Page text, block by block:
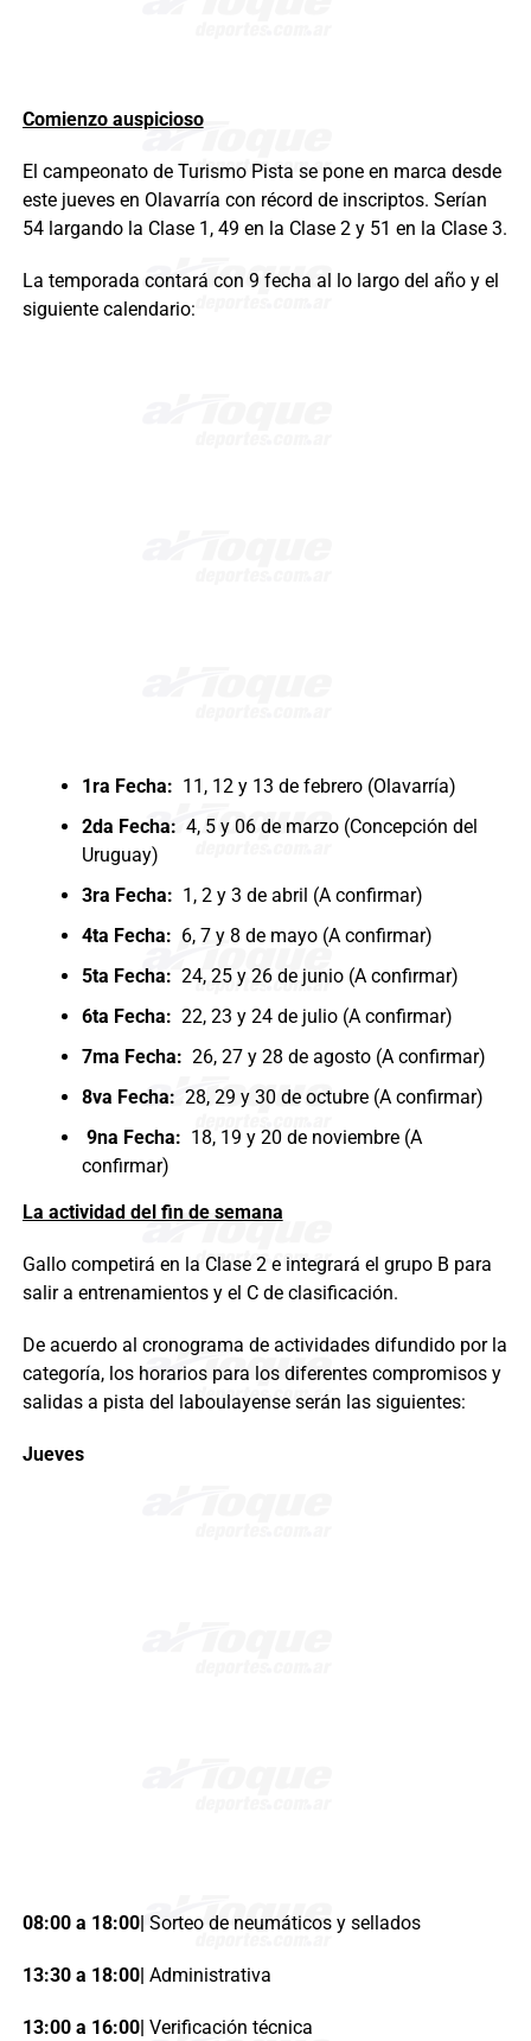
Comienzo auspicioso
El campeonato de Turismo Pista se pone en marca desde
este jueves en Olavarría con récord de inscriptos. Serían
54 largando la Clase 1, 49 en la Clase 2 y 51 en la Clase 3.
La temporada contará con 9 fecha al lo largo del año y el
siguiente calendario:
1ra Fecha: 11, 12 y 13 de febrero (Olavarría)
2da Fecha: 4, 5 y 06 de marzo (Concepción del
Uruguay)
3ra Fecha: 1, 2 y 3 de abril (A confirmar)
4ta Fecha: 6, 7 y 8 de mayo (A confirmar)
5ta Fecha: 24, 25 y 26 de junio (A confirmar)
6ta Fecha: 22, 23 y 24 de julio (A confirmar)
7ma Fecha: 26, 27 y 28 de agosto (A confirmar)
8va Fecha: 28, 29 y 30 de octubre (A confirmar)
9na Fecha: 18, 19 y 20 de noviembre (A
confirmar)
La actividad del fin de semana
Gallo competirá en la Clase 2 e integrará el grupo B para
salir a entrenamientos y el C de clasificación.
De acuerdo al cronograma de actividades difundido por la
categoría, los horarios para los diferentes compromisos y
salidas a pista del laboulayense serán las siguientes:
Jueves
08:00 a 18:00| Sorteo de neumáticos y sellados
13:30 a 18:00| Administrativa
13:00 a 16:00| Verificación técnica